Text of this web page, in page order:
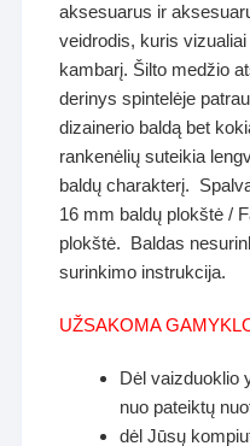
aksesuarus ir
veidrodis, kuris
kambarį. Šilto medžio
derinys spintelėje
dizainerio baldą bet
rankenėlių suteikia
baldų charakterį.
16 mm baldų plokštė /
plokštė. Baldas
surinkimo instrukcija.
UŽSAKOMA
Dėl vaizduoklio
nuo pateiktų
dėl Jūsų